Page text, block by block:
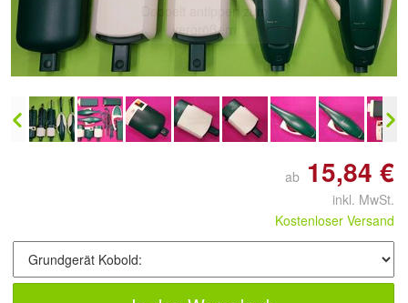
Doppelt antippen zum
vergrößern
ab 15,84 €
inkl. MwSt.
Kostenloser Versand